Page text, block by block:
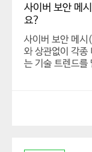
사이버 보안
요?
사이버 보안 메
와 상관없이 각종
는 기술 트렌드를
제 어디서든 사